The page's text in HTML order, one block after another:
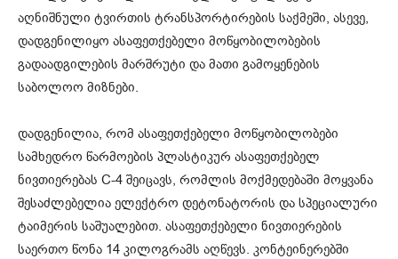
აღნიშნული ტვირთის ტრანსპორტირების საქმეში, ასევე,
დადგენილიყო ასაფეთქებელი მოწყობილობების
გადაადგილების მარშრუტი და მათი გამოყენების
საბოლოო მიზნები.
დადგენილია, რომ ასაფეთქებელი მოწყობილობები
სამხედრო წარმოების პლასტიკურ ასაფეთქებელ
ნივთიერებას C-4 შეიცავს, რომლის მოქმედებაში მოყვანა
შესაძლებელია ელექტრო დეტონატორის და სპეციალური
ტაიმერის საშუალებით. ასაფეთქებელი ნივთიერების
საერთო წონა 14 კილოგრამს აღწევს. კონტეინერებში